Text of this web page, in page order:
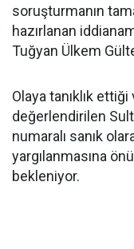
soruşturmanın
hazırlanan
Tuğyan Ülkem
Olaya tanıklık
değerlendirilen
numaralı sanık
yargılanmasına
bekleniyor.